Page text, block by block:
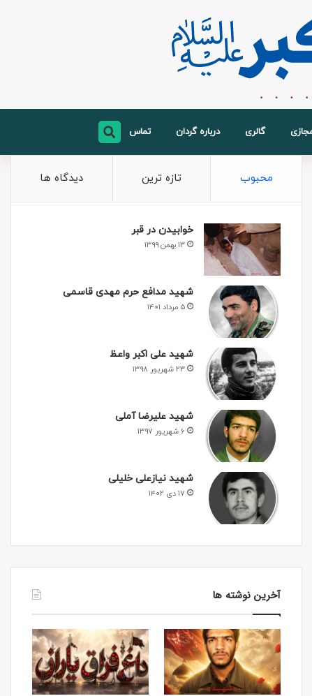
گالری درباره گردان تماس
محبوب تازه ترین دیدگاه ها
خوابیدن در قبر
۱۳ بهمن ۱۳۹۹
شهید مدافع حرم مهدی قاسمی
۵ مرداد ۱۴۰۱
شهید علی اکبر واعظ
۲۳ شهریور ۱۳۹۸
شهید علیرضا آملی
۶ شهریور ۱۳۹۷
شهید نیازعلی خلیلی
۱۷ دی ۱۴۰۲
آخرین نوشته ها